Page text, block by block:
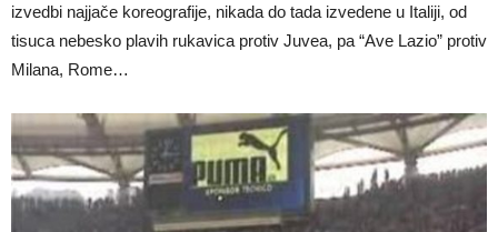
izvedbi najjače koreografije, nikada do tada izvedene u Italiji, od
tisuca nebesko plavih rukavica protiv Juvea, pa “Ave Lazio” protiv
Milana, Rome…